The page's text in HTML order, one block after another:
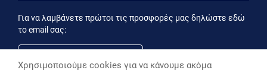
Για να λαμβάνετε πρώτοι τις προσφορές μας δηλώστε εδώ
το email σας:
Χρησιμοποιούμε cookies για να κάνουμε ακόμα